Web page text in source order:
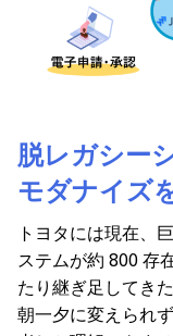
脱レガシー
モダナイズ
トヨタには現在、
ステムが約 800 存
たり継ぎ足してき
朝一夕に変えられ